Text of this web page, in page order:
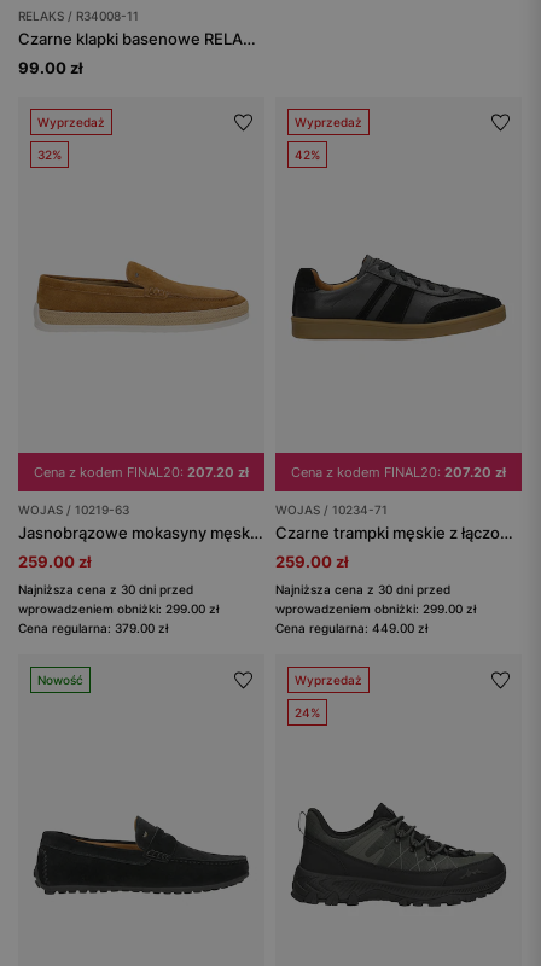
RELAKS / R34008-11
Czarne klapki basenowe RELAKS z matowym wykończeniem
99.00 zł
Wyprzedaż
32%
Cena z kodem FINAL20: 207.20 zł
WOJAS / 10219-63
Jasnobrązowe mokasyny męskie z plecionym sznurkiem jutowym
259.00 zł
Najniższa cena z 30 dni przed
wprowadzeniem obniżki: 299.00 zł
Cena regularna: 379.00 zł
Wyprzedaż
42%
Cena z kodem FINAL20: 207.20 zł
WOJAS / 10234-71
Czarne trampki męskie z łączonych skór na płaskiej podeszwie
259.00 zł
Najniższa cena z 30 dni przed
wprowadzeniem obniżki: 299.00 zł
Cena regularna: 449.00 zł
Nowość Wyprzedaż
24%